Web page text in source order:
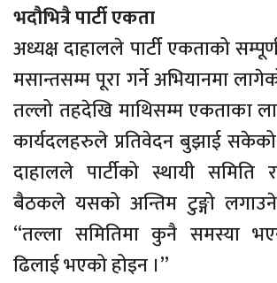
भदौभित्रै पार्टी एकता
अध्यक्ष दाहालले पार्टी एकताको
मसान्तसम्म पूरा गर्ने अभियानमा
तल्लो तहदेखि माथिसम्म एकताका
कार्यदलहरुले प्रतिवेदन बुझाई
दाहालले पार्टीको स्थायी
बैठकले यसको अन्तिम टुङ्गो
“तल्ला समितिमा कुनै समस्या
ढिलाई भएको होइन ।”